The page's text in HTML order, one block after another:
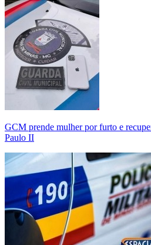
GCM prende mulher por furto e
Paulo II